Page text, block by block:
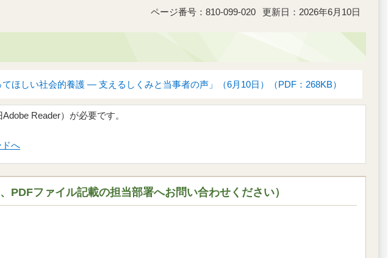
ページ番号：810-099-020 更新日：2026年6月10日
ほしい社会的養護 ― 支えるしくみと当事者の声」（6月10日）（PDF：268KB）
Reader）が必要です。
ドへ
ファイル記載の担当部署へお問い合わせください）